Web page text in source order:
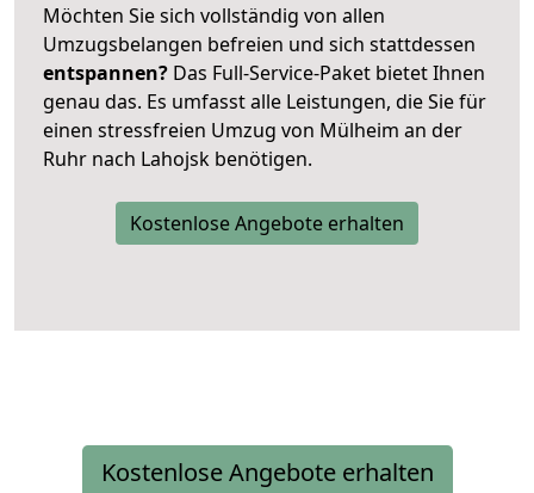
Möchten Sie sich vollständig von allen
Umzugsbelangen befreien und sich stattdessen
entspannen? Das Full-Service-Paket bietet Ihnen
genau das. Es umfasst alle Leistungen, die Sie für
einen stressfreien Umzug von Mülheim an der
Ruhr nach Lahojsk benötigen.
Kostenlose Angebote erhalten
Kostenlose Angebote erhalten